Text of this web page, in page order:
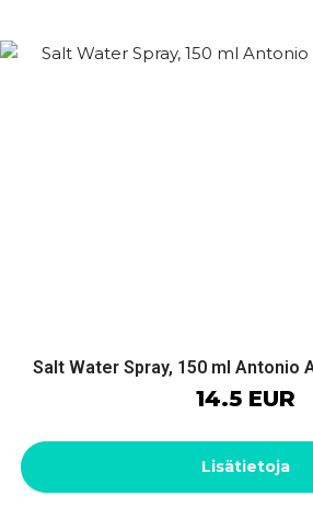
Salt Water Spray, 150 ml Antonio
14.5 EUR
Lisätietoja